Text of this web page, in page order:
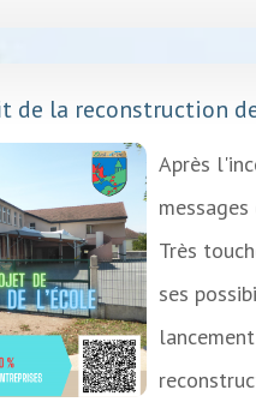
de la reconstruction
Après
Très
ses